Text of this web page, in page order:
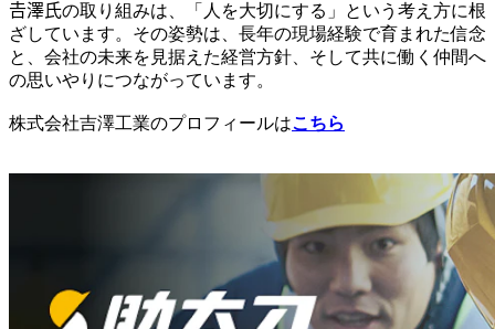
𠮷澤氏の取り組みは、「人を大切にする」という考え方に根
ざしています。その姿勢は、長年の現場経験で育まれた信念
と、会社の未来を見据えた経営方針、そして共に働く仲間へ
の思いやりにつながっています。
株式会社吉澤工業のプロフィールはこちら